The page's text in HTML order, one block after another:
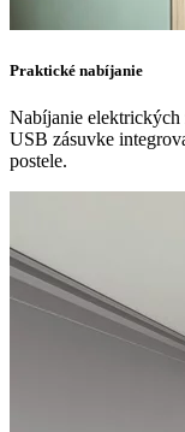
Praktické nabíjanie
Nabíjanie elektrických
USB zásuvke
postele.